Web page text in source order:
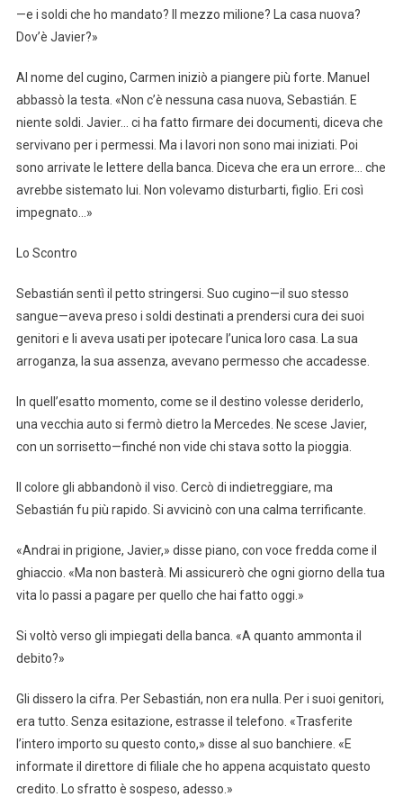
—e i soldi che ho mandato? Il mezzo milione? La casa nuova?
Dov’è Javier?»
Al nome del cugino, Carmen iniziò a piangere più forte. Manuel
abbassò la testa. «Non c’è nessuna casa nuova, Sebastián. E
niente soldi. Javier… ci ha fatto firmare dei documenti, diceva che
servivano per i permessi. Ma i lavori non sono mai iniziati. Poi
sono arrivate le lettere della banca. Diceva che era un errore… che
avrebbe sistemato lui. Non volevamo disturbarti, figlio. Eri così
impegnato…»
Lo Scontro
Sebastián sentì il petto stringersi. Suo cugino—il suo stesso
sangue—aveva preso i soldi destinati a prendersi cura dei suoi
genitori e li aveva usati per ipotecare l’unica loro casa. La sua
arroganza, la sua assenza, avevano permesso che accadesse.
In quell’esatto momento, come se il destino volesse deriderlo,
una vecchia auto si fermò dietro la Mercedes. Ne scese Javier,
con un sorrisetto—finché non vide chi stava sotto la pioggia.
Il colore gli abbandonò il viso. Cercò di indietreggiare, ma
Sebastián fu più rapido. Si avvicinò con una calma terrificante.
«Andrai in prigione, Javier,» disse piano, con voce fredda come il
ghiaccio. «Ma non basterà. Mi assicurerò che ogni giorno della tua
vita lo passi a pagare per quello che hai fatto oggi.»
Si voltò verso gli impiegati della banca. «A quanto ammonta il
debito?»
Gli dissero la cifra. Per Sebastián, non era nulla. Per i suoi genitori,
era tutto. Senza esitazione, estrasse il telefono. «Trasferite
l’intero importo su questo conto,» disse al suo banchiere. «E
informate il direttore di filiale che ho appena acquistato questo
credito. Lo sfratto è sospeso, adesso.»